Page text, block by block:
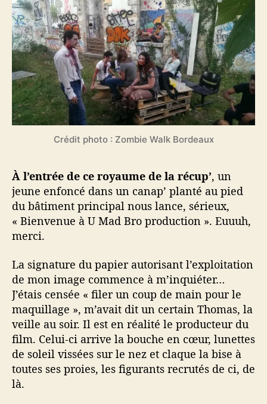
Crédit photo : Zombie Walk Bordeaux
À l’entrée de ce royaume de la récup’, un
jeune enfoncé dans un canap’ planté au pied
du bâtiment principal nous lance, sérieux,
« Bienvenue à U Mad Bro production ». Euuuh,
merci.
La signature du papier autorisant l’exploitation
de mon image commence à m’inquiéter…
J’étais censée « filer un coup de main pour le
maquillage », m’avait dit un certain Thomas, la
veille au soir. Il est en réalité le producteur du
film. Celui-ci arrive la bouche en cœur, lunettes
de soleil vissées sur le nez et claque la bise à
toutes ses proies, les figurants recrutés de ci, de
là.